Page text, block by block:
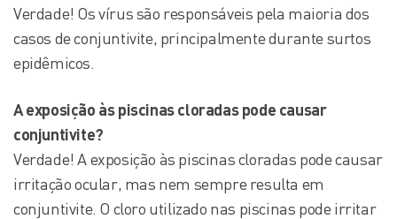
Verdade! Os vírus são responsáveis pela maioria dos
casos de conjuntivite, principalmente durante surtos
epidêmicos.
A exposição àspiscinas cloradas pode causar
conjuntivite?
Verdade! A exposição às piscinas cloradas pode causar
irritação ocular, mas nem sempre resulta em
conjuntivite. O cloro utilizado nas piscinas pode irritar